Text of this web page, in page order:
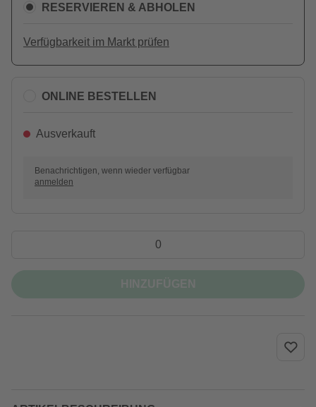
RESERVIEREN & ABHOLEN
Verfügbarkeit im Markt prüfen
ONLINE BESTELLEN
Ausverkauft
Benachrichtigen, wenn wieder verfügbar
anmelden